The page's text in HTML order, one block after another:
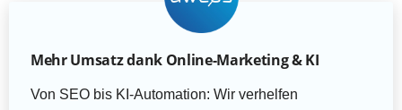
Mehr Umsatz dank Online-Marketing & KI
Von SEO bis KI-Automation: Wir verhelfen